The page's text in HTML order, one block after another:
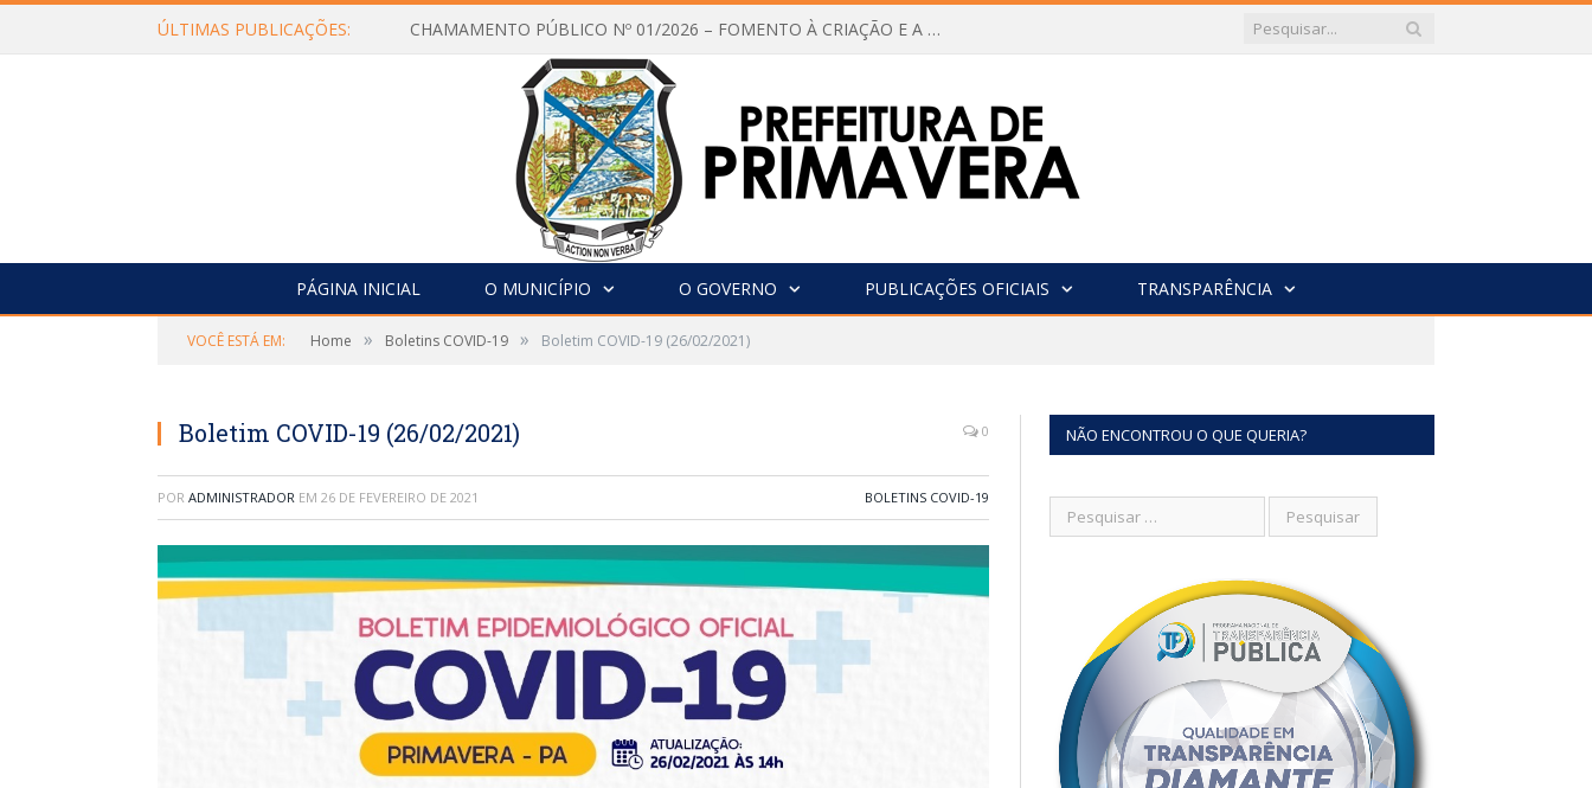
ÚLTIMAS PUBLICAÇÕES: CHAMAMENTO PÚBLICO Nº 01/2026 – FOMENTO À CRIAÇÃO E A CIRCULAÇÃO DE PRODUÇÕES CULTURAIS – Aldir Blanc
PÁGINA INICIAL O MUNICÍPIO O GOVERNO PUBLICAÇÕES OFICIAIS TRANSPARÊNCIA
VOCÊ ESTÁ EM: Home » Boletins COVID-19 » Boletim COVID-19 (26/02/2021)
Boletim COVID-19 (26/02/2021) 0
POR ADMINISTRADOR EM 26 DE FEVEREIRO DE 2021 BOLETINS COVID-19
NÃO ENCONTROU O QUE QUERIA?